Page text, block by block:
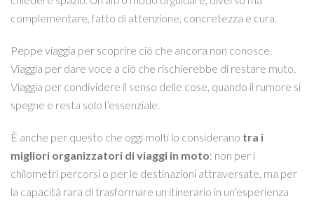
complementare, fatto di attenzione, concretezza e cura.
Peppe viaggia per scoprire ciò che ancora non conosce.
Viaggia per dare voce a ciò che rischierebbe di restare muto.
Viaggia per condividere il senso delle cose, quando il rumore si
spegne e resta solo l’essenziale.
È anche per questo che oggi molti lo considerano tra i
migliori organizzatori di viaggi in moto: non per i
chilometri percorsi o per le destinazioni attraversate, ma per
la capacità rara di trasformare un itinerario in un’esperienza